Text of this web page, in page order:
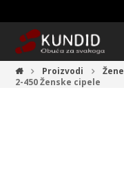
Proizvodi Žene
2-450Ženske cipele